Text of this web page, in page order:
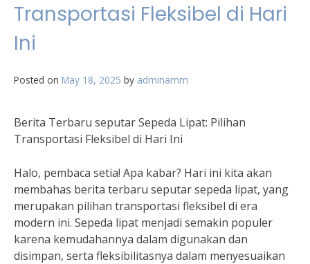
Transportasi Fleksibel di Hari
Ini
Posted on May 18, 2025 by adminamm
Berita Terbaru seputar Sepeda Lipat: Pilihan
Transportasi Fleksibel di Hari Ini
Halo, pembaca setia! Apa kabar? Hari ini kita akan
membahas berita terbaru seputar sepeda lipat, yang
merupakan pilihan transportasi fleksibel di era
modern ini. Sepeda lipat menjadi semakin populer
karena kemudahannya dalam digunakan dan
disimpan, serta fleksibilitasnya dalam menyesuaikan